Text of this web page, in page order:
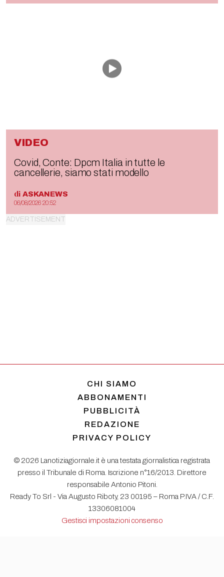
VIDEO
Covid, Conte: Dpcm Italia in tutte le
cancellerie, siamo stati modello
di ASKANEWS
06/08/2026 20:52
CHI SIAMO
ABBONAMENTI
PUBBLICITÀ
REDAZIONE
PRIVACY POLICY
© 2026 Lanotiziagiornale.it è una testata giornalistica registrata
presso il Tribunale di Roma. Iscrizione n°16/2013. Direttore
responsabile Antonio Pitoni.
Ready To Srl - Via Augusto Riboty, 23 00195 – Roma P.IVA / C.F.
13306081004
Gestisci impostazioni consenso